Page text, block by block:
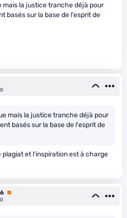
mais la justice tranche déjà pour
basés sur la base de l'esprit de
mais la justice tranche déjà pour
basés sur la base de l'esprit de
plagiat et l'inspiration est à charge
Premium